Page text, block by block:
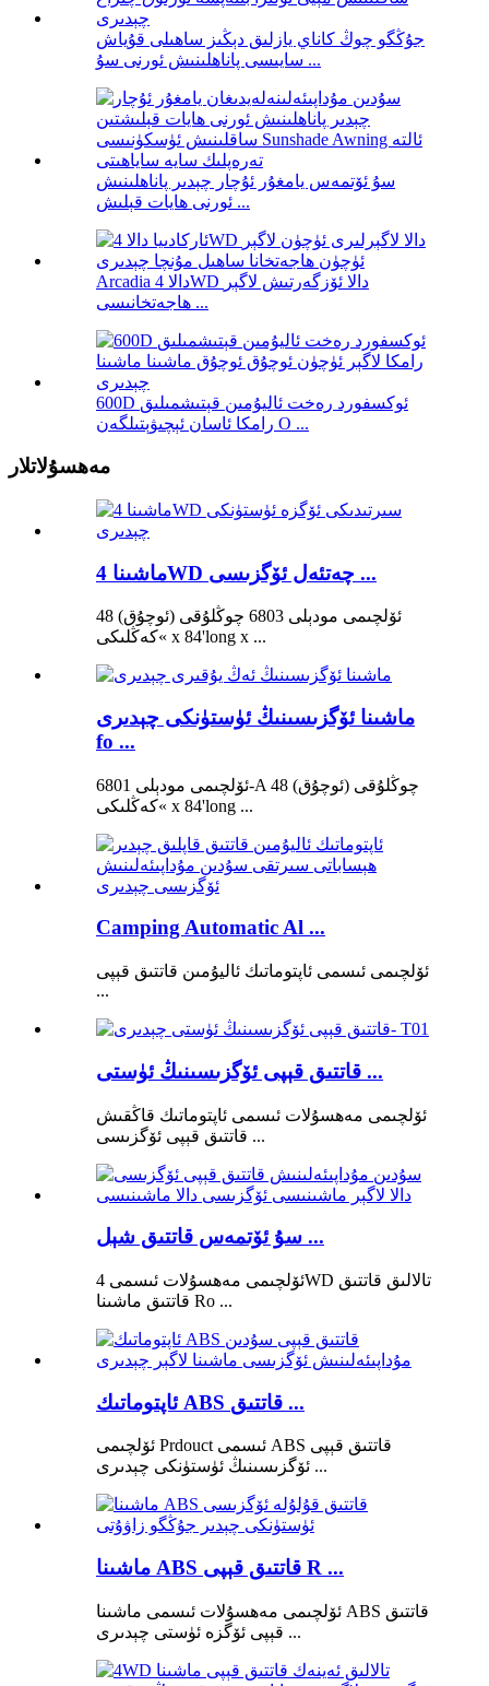
جۇڭگو چوڭ كاناي يازلىق دېڭىز ساھىلى قۇياش
سايىسى پاناھلىنىش ئورنى سۇ ...
سۇ ئۆتمەس يامغۇر ئۇچار چېدىر پاناھلىنىش
ئورنى ھايات قېلىش ...
Arcadia دالا 4WD دالا ئۆزگەرتىش لاگېر
ھاجەتخانىسى ...
600D ئوكسفورد رەخت ئاليۇمىن قېتىشمىلىق
رامكا ئاسان ئېچىۋېتىلگەن O ...
مەھسۇلاتلار
ماشىنا 4WD چەتئەل ئۆگزىسى ...
ئۆلچىمى مودېلى 6803 چوڭلۇقى (ئوچۇق) 48
»كەڭلىكى x 84'long x ...
ماشىنا ئۆگزىسىنىڭ ئۈستۈنكى چېدىرى
fo ...
ئۆلچىمى مودېلى 6801-A چوڭلۇقى (ئوچۇق) 48
»كەڭلىكى x 84'long ...
Camping Automatic Al ...
ئۆلچىمى ئىسمى ئاپتوماتىك ئاليۇمىن قاتتىق قېپى
...
قاتتىق قېپى ئۆگزىسىنىڭ ئۈستى ...
ئۆلچىمى مەھسۇلات ئىسمى ئاپتوماتىك قاڭقىش
قاتتىق قېپى ئۆگزىسى ...
سۇ ئۆتمەس قاتتىق شېل ...
ئۆلچىمى مەھسۇلات ئىسمى 4WD تالالىق قاتتىق
قاتتىق ماشىنا Ro ...
ئاپتوماتىك ABS قاتتىق ...
ئۆلچىمى Prdouct ئىسمى ABS قاتتىق قېپى
ئۆگزىسىنىڭ ئۈستۈنكى چېدىرى ...
ماشىنا ABS قاتتىق قېپى R ...
ئۆلچىمى مەھسۇلات ئىسمى ماشىنا ABS قاتتىق
قېپى ئۆگزە ئۈستى چېدىرى ...